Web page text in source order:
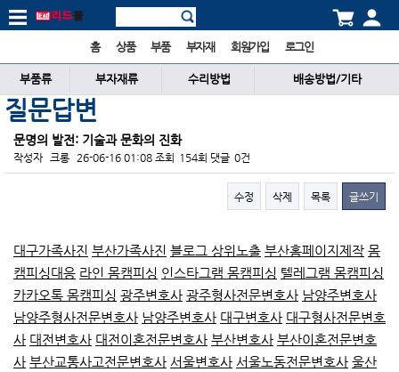
홈 상품 부품 부자재 회원가입 로그인
부품류 부자재류 수리방법 배송방법/기타
질문답변
문명의 발전: 기술과 문화의 진화
작성자 크롱 26-06-16 01:08 조회 154회 댓글 0건
수정 삭제 목록 글쓰기
대구가족사진 부산가족사진 블로그 상위노출 부산홈페이지제작 몸
캠피싱대응 라인 몸캠피싱 인스타그램 몸캠피싱 텔레그램 몸캠피싱
카카오톡 몸캠피싱 광주변호사 광주형사전문변호사 남양주변호사
남양주형사전문변호사 남양주변호사 대구변호사 대구형사전문변호
사 대전변호사 대전이혼전문변호사 부산변호사 부산이혼전문변호
사 부산교통사고전문변호사 서울변호사 서울노동전문변호사 울산